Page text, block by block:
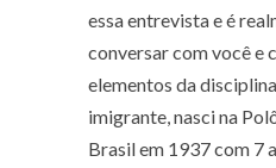
essa entrevista e é
conversar com você e
elementos da
imigrante, nasci na
Brasil em 1937 com 7